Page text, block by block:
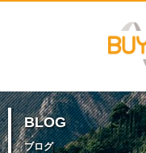
BLOG
ブログ